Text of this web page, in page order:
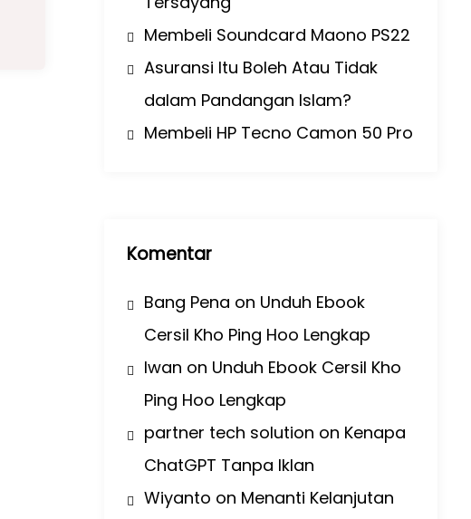
Membeli Soundcard Maono PS22
Asuransi Itu Boleh Atau Tidak
dalam Pandangan Islam?
Membeli HP Tecno Camon 50 Pro
Komentar
Bang Pena on Unduh Ebook
Cersil Kho Ping Hoo Lengkap
Iwan on Unduh Ebook Cersil Kho
Ping Hoo Lengkap
partner tech solution on Kenapa
ChatGPT Tanpa Iklan
Wiyanto on Menanti Kelanjutan